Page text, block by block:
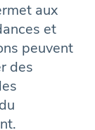
aux
et
peuvent
des